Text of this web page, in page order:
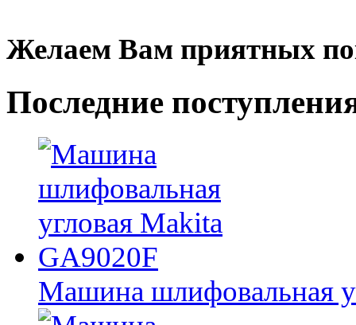
Желаем Вам приятных
Последние
Машина шлифовальная